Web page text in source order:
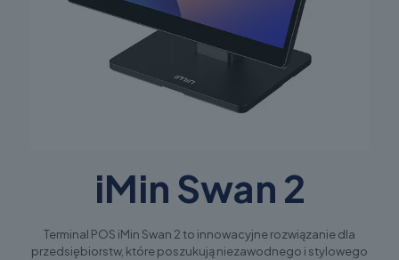
iMin Swan 2
Terminal POS iMin Swan 2 to innowacyjne rozwiązanie dla
przedsiębiorstw, które poszukują niezawodnego i stylowego